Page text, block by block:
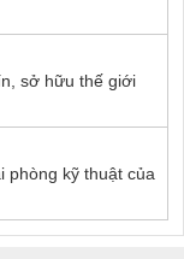
sở hữu thế giới
phòng kỹ thuật của